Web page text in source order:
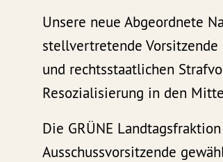
Unsere neue Abgeordnete
stellvertretende
und rechtsstaatlichen
Resozialisierung in den
Die GRÜNE
Ausschussvorsitzende